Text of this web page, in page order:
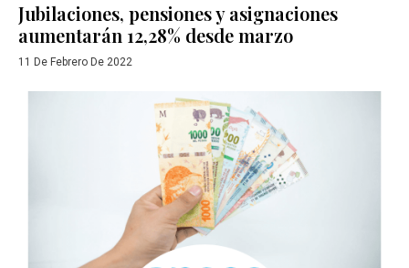
Jubilaciones, pensiones y asignaciones
aumentarán 12,28% desde marzo
11 De Febrero De 2022